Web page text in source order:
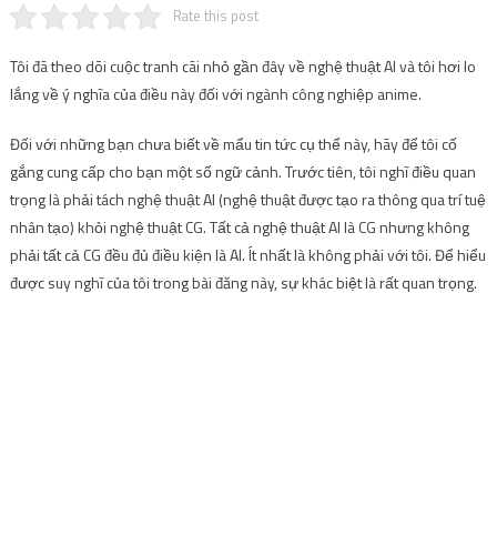
Rate this post
Tôi đã theo dõi cuộc tranh cãi nhỏ gần đây về nghệ thuật AI và tôi hơi lo
lắng về ý nghĩa của điều này đối với ngành công nghiệp anime.
Đối với những bạn chưa biết về mẩu tin tức cụ thể này, hãy để tôi cố
gắng cung cấp cho bạn một số ngữ cảnh. Trước tiên, tôi nghĩ điều quan
trọng là phải tách nghệ thuật AI (nghệ thuật được tạo ra thông qua trí tuệ
nhân tạo) khỏi nghệ thuật CG. Tất cả nghệ thuật AI là CG nhưng không
phải tất cả CG đều đủ điều kiện là AI. Ít nhất là không phải với tôi. Để hiểu
được suy nghĩ của tôi trong bài đăng này, sự khác biệt là rất quan trọng.